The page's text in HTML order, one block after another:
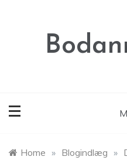
Home » Blogindlæg »